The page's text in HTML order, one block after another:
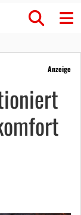
Anzeige